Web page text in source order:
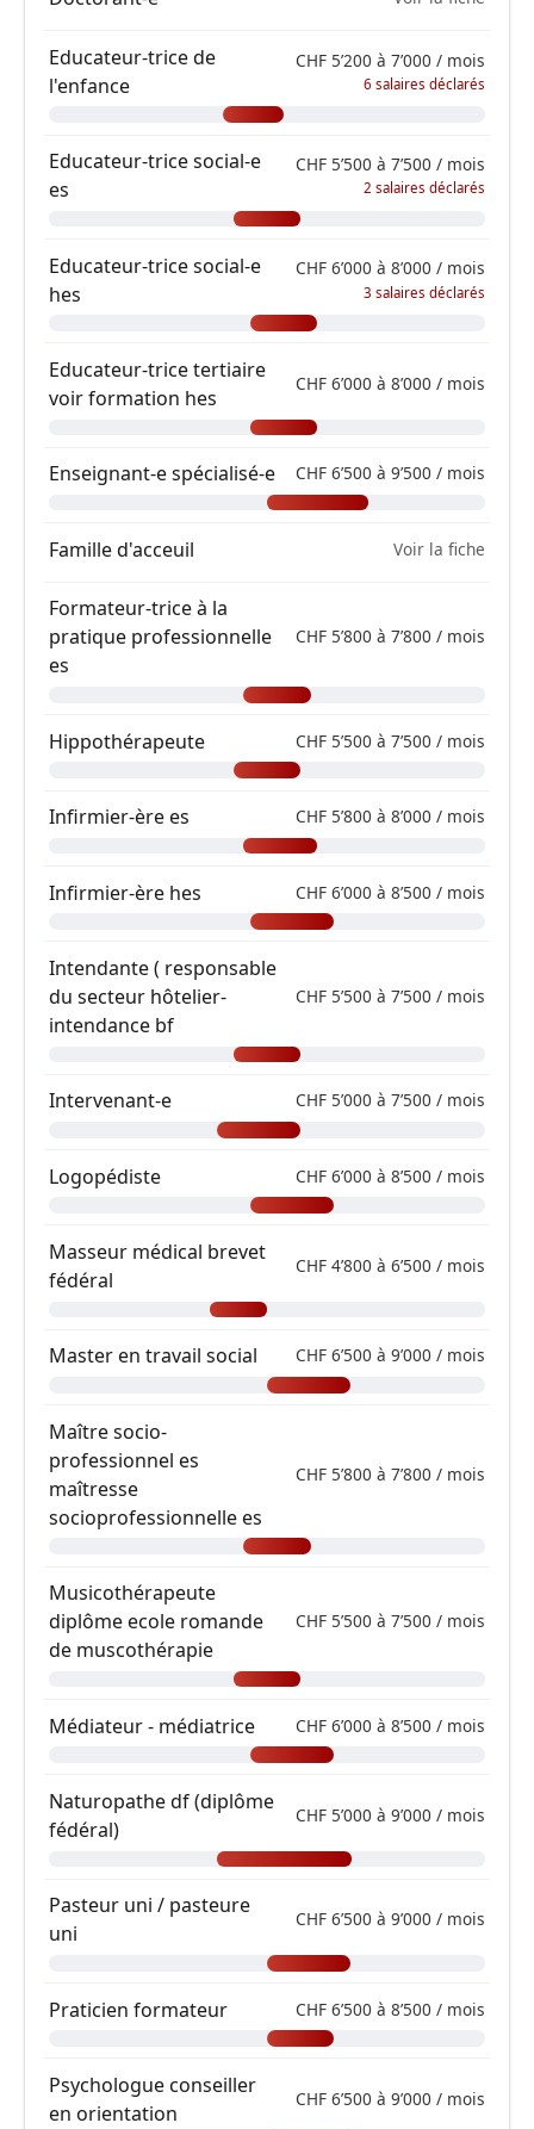
Educateur-trice de
l'enfance
CHF 5’200 à 7’000 / mois
6 salaires déclarés
Educateur-trice social-e
es
CHF 5’500 à 7’500 / mois
2 salaires déclarés
Educateur-trice social-e
hes
CHF 6’000 à 8’000 / mois
3 salaires déclarés
Educateur-trice tertiaire
voir formation hes
CHF 6’000 à 8’000 / mois
Enseignant-e spécialisé-e CHF 6’500 à 9’500 / mois
Famille d'acceuil Voir la fiche
Formateur-trice à la
pratique professionnelle
es
CHF 5’800 à 7’800 / mois
Hippothérapeute CHF 5’500 à 7’500 / mois
Infirmier-ère es CHF 5’800 à 8’000 / mois
Infirmier-ère hes CHF 6’000 à 8’500 / mois
Intendante ( responsable
du secteur hôtelier-
intendance bf
CHF 5’500 à 7’500 / mois
Intervenant-e CHF 5’000 à 7’500 / mois
Logopédiste CHF 6’000 à 8’500 / mois
Masseur médical brevet
fédéral
CHF 4’800 à 6’500 / mois
Master en travail social CHF 6’500 à 9’000 / mois
Maître socio-
professionnel es
maîtresse
socioprofessionnelle es
CHF 5’800 à 7’800 / mois
Musicothérapeute
diplôme ecole romande
de muscothérapie
CHF 5’500 à 7’500 / mois
Médiateur - médiatrice CHF 6’000 à 8’500 / mois
Naturopathe df (diplôme
fédéral)
CHF 5’000 à 9’000 / mois
Pasteur uni / pasteure
uni
CHF 6’500 à 9’000 / mois
Praticien formateur CHF 6’500 à 8’500 / mois
Psychologue conseiller
en orientation
CHF 6’500 à 9’000 / mois